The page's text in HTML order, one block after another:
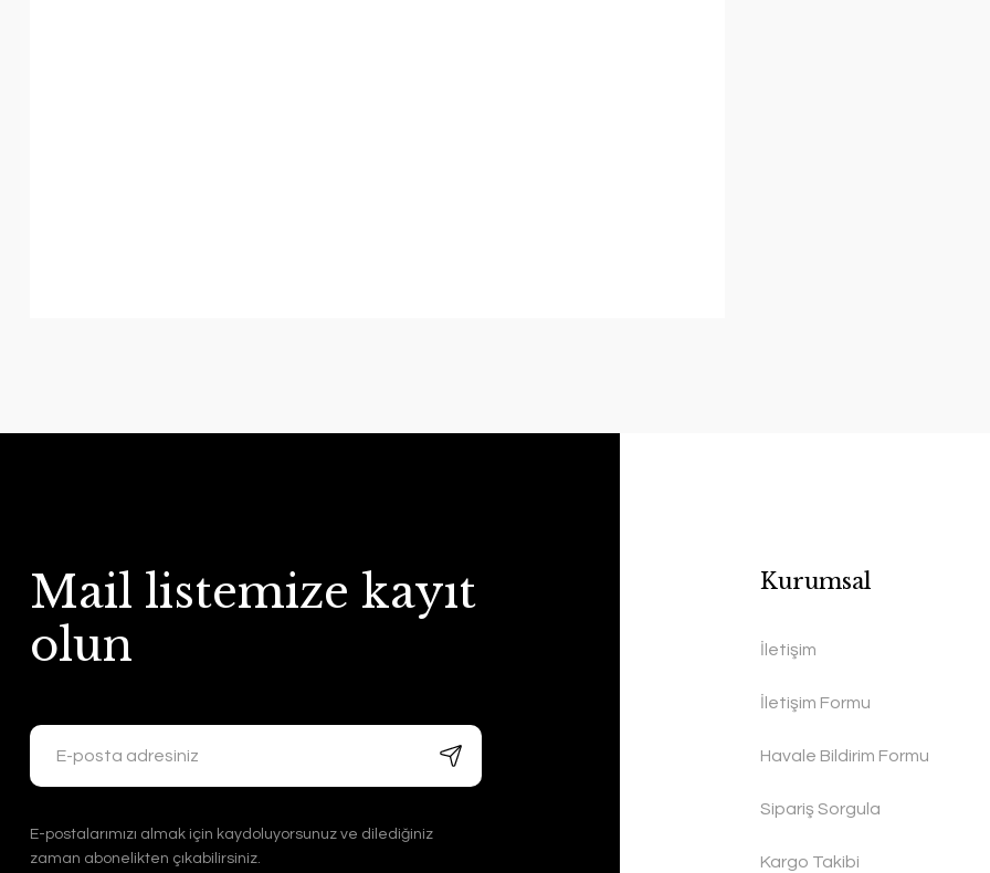
Mail listemize kayıt
olun
E-postalarımızı almak için kaydoluyorsunuz ve dilediğiniz
zaman abonelikten çıkabilirsiniz.
Kurumsal
İletişim
İletişim Formu
Havale Bildirim Formu
Sipariş Sorgula
Kargo Takibi